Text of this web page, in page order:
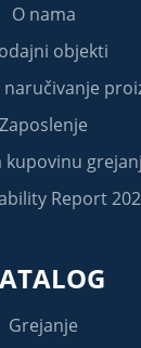
O nama
objekti
Zaposlenje
kupovinu
Report
Grejanje